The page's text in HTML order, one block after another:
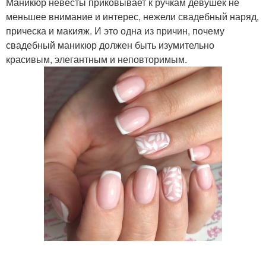
меньшее внимание и интерес, нежели свадебный наряд,
прическа и макияж. И это одна из причин, почему
свадебный маникюр должен быть изумительно
красивым, элегантным и неповторимым.